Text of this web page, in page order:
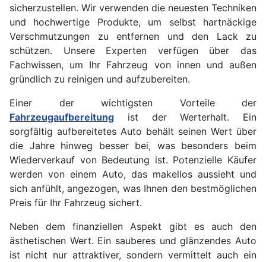
sicherzustellen. Wir verwenden die neuesten Techniken
und hochwertige Produkte, um selbst hartnäckige
Verschmutzungen zu entfernen und den Lack zu
schützen. Unsere Experten verfügen über das
Fachwissen, um Ihr Fahrzeug von innen und außen
gründlich zu reinigen und aufzubereiten.
Einer der wichtigsten Vorteile der
Fahrzeugaufbereitung ist der Werterhalt. Ein
sorgfältig aufbereitetes Auto behält seinen Wert über
die Jahre hinweg besser bei, was besonders beim
Wiederverkauf von Bedeutung ist. Potenzielle Käufer
werden von einem Auto, das makellos aussieht und
sich anfühlt, angezogen, was Ihnen den bestmöglichen
Preis für Ihr Fahrzeug sichert.
Neben dem finanziellen Aspekt gibt es auch den
ästhetischen Wert. Ein sauberes und glänzendes Auto
ist nicht nur attraktiver, sondern vermittelt auch ein